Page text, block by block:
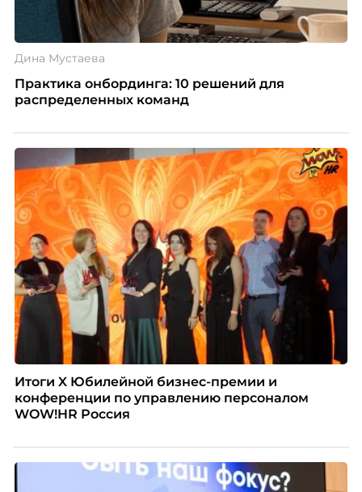
Дина Мустаева
Практика онбординга: 10 решений для
распределенных команд
Итоги X Юбилейной бизнес-премии и
конференции по управлению персоналом
WOW!HR Россия